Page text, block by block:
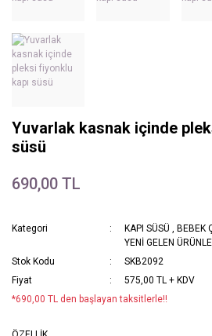
Yuvarlak kasnak içinde
süsü
690,00 TL
Kategori KAPI SÜSÜ ,BEBEK
YENİ GELEN
Stok Kodu
SKB2092
Fiyat
575,00 TL + KDV
*690,00 TL den başlayan taksitlerle!!